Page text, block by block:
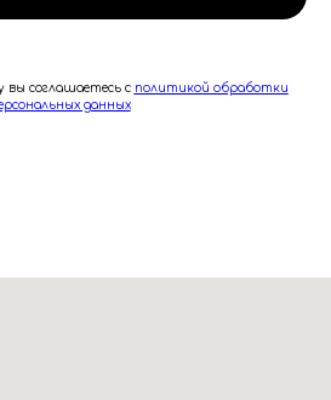
соглашаетесь с политикой обработки
данных